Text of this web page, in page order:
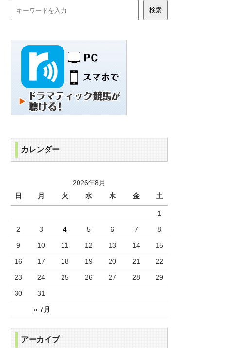
カレンダー
2026年8月
日
月 火 水 木 金 土
« 7月
1
2 3 4 5 6 7 8
9 10 11 12 13 14 15
16 17 18 19 20 21 22
23 24 25 26 27 28 29
30 31
アーカイブ